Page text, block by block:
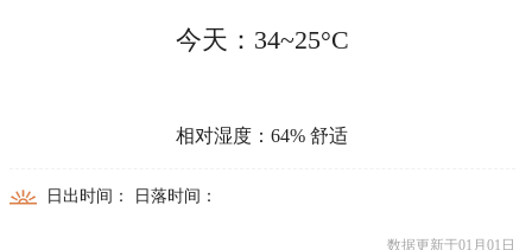
今天：34~25°C
相对湿度：64% 舒适
日出时间： 日落时间：
数据更新于01月01日